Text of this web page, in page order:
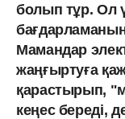
болып тұр. Ол
Мамандар
жаңғыртуға
қарастырып,
кеңес береді,